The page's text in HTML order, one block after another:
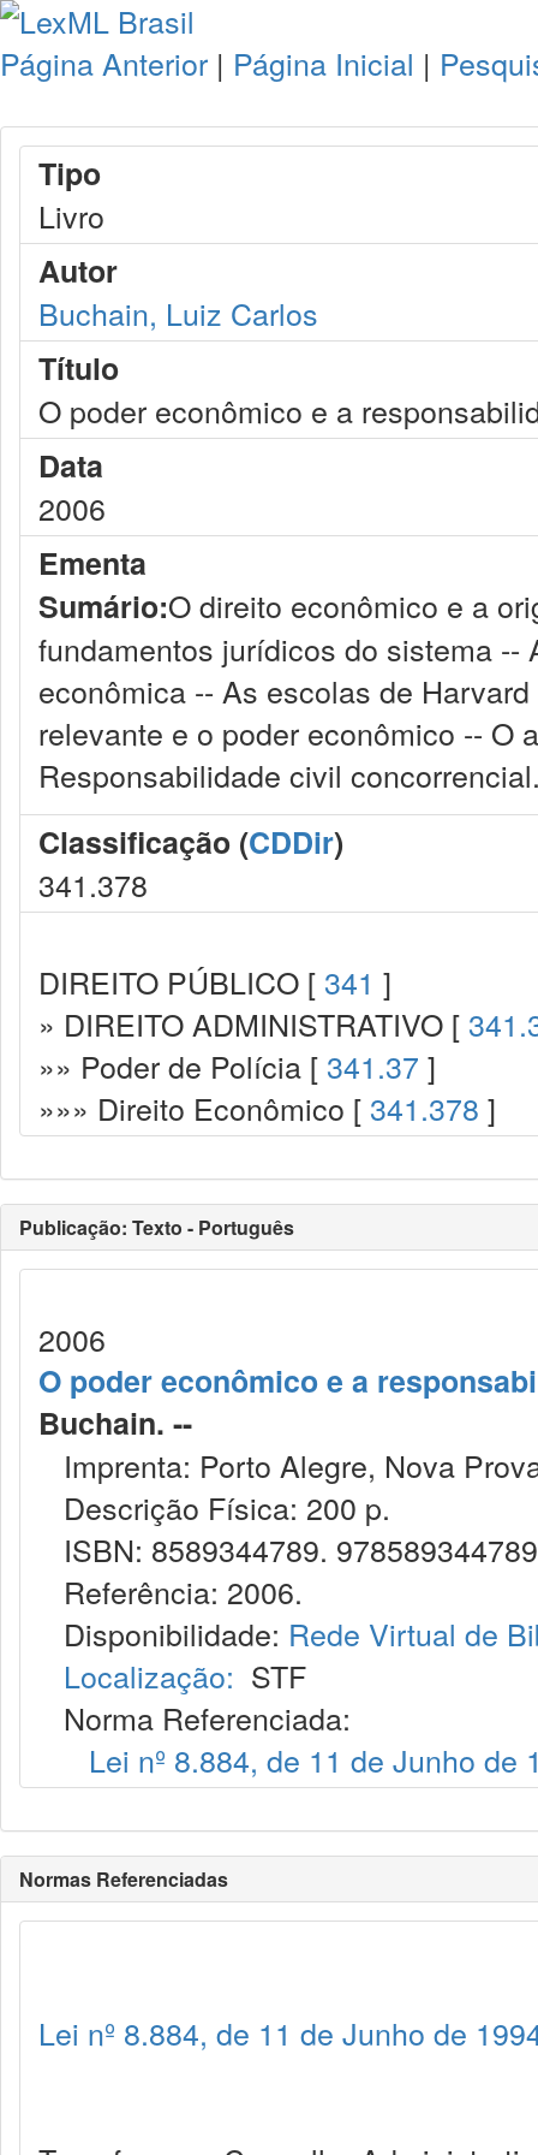
Página Anterior | Página Inicial |
Tipo
Livro
Autor
Buchain, Luiz Carlos
Título
O poder econômico e a
Data
2006
Ementa
Sumário:O direito econômico e a
fundamentos jurídicos do sistema
econômica -- As escolas de
relevante e o poder econômico -- O
Responsabilidade civil
Classificação (CDDir)
341.378
DIREITO PÚBLICO [ 341 ]
» DIREITO ADMINISTRATIVO [
»» Poder de Polícia [ 341.37 ]
»»» Direito Econômico [ 341.378 ]
Publicação: Texto - Português
2006
O poder econômico e a
Buchain. --
Imprenta: Porto Alegre, Nova
Descrição Física: 200 p.
ISBN: 8589344789.
Referência: 2006.
Disponibilidade: Rede Virtual de
Localização: STF
Norma Referenciada:
Lei nº 8.884, de 11 de Junho de
Normas Referenciadas
Lei nº 8.884, de 11 de Junho de